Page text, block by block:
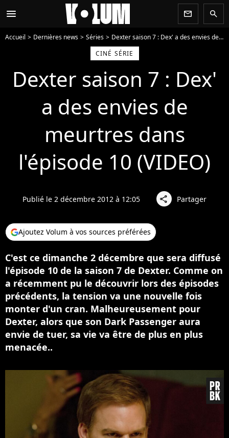
menu newsletter search
Accueil Dernières news Séries
Dexter saison 7 : Dex' a des envies de meurtres dans l'épisode 10 (VIDEO)
CINÉ SÉRIE
Dexter saison 7 : Dex'
a des envies de
meurtres dans
l'épisode 10 (VIDEO)
Publié le 2 décembre 2012 à 12:05 share Partager
Ajoutez Volum à vos sources préférées
C'est ce dimanche 2 décembre que sera diffusé
l'épisode 10 de la saison 7 de Dexter. Comme on
a récemment pu le découvrir lors des épisodes
précédents, la tension va une nouvelle fois
monter d'un cran. Malheureusement pour
Dexter, alors que son Dark Passenger aura
envie de tuer, sa vie va être de plus en plus
menacée..